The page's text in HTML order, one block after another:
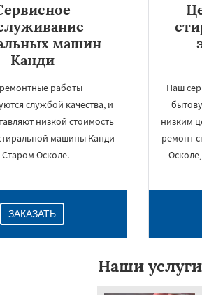
машин
Канди
работы
службой качества, и
низкой стоимость
машины Канди
Старом Осколе.
ЗАКАЗАТЬ
Наш
низким
ремонт
Наши услуги
Даю согласие на обработку